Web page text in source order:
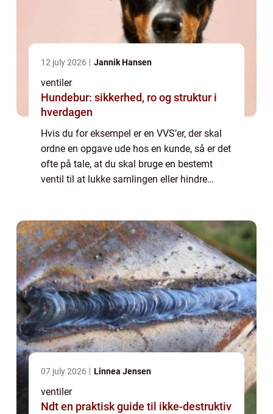
12 july 2026 Jannik Hansen
ventiler
Hundebur: sikkerhed, ro og struktur i
hverdagen
Hvis du for eksempel er en VVS’er, der skal
ordne en opgave ude hos en kunde, så er det
ofte på tale, at du skal bruge en bestemt
ventil til at lukke samlingen eller hindre
07 july 2026 Linnea Jensen
ventiler
Ndt en praktisk guide til ikke-destruktiv